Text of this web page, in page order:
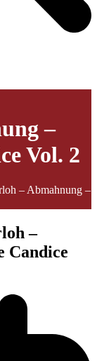
–
Vol. 2
– Abmahnung –
–
Candice